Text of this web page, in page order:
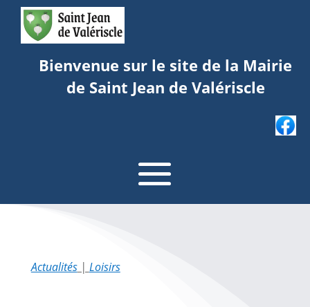
Bienvenue sur le site de la Mairie
de Saint Jean de Valériscle
Actualités| Loisirs